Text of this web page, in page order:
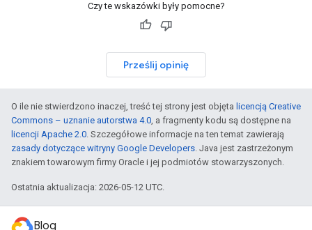
Czy te wskazówki były pomocne?
Prześlij opinię
O ile nie stwierdzono inaczej, treść tej strony jest objęta licencją Creative
Commons – uznanie autorstwa 4.0, a fragmenty kodu są dostępne na
licencji Apache 2.0. Szczegółowe informacje na ten temat zawierają
zasady dotyczące witryny Google Developers. Java jest zastrzeżonym
znakiem towarowym firmy Oracle i jej podmiotów stowarzyszonych.
Ostatnia aktualizacja: 2026-05-12 UTC.
Blog